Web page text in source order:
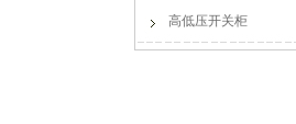
高低压开关柜